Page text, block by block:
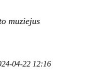
muziejus
04-22 12:16